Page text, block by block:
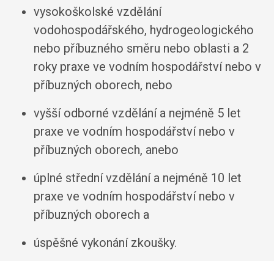
vysokoškolské vzdělání
vodohospodářského, hydrogeologického
nebo příbuzného směru nebo oblasti a 2
roky praxe ve vodním hospodářství nebo v
příbuzných oborech, nebo
vyšší odborné vzdělání a nejméně 5 let
praxe ve vodním hospodářství nebo v
příbuzných oborech, anebo
úplné střední vzdělání a nejméně 10 let
praxe ve vodním hospodářství nebo v
příbuzných oborech a
úspěšné vykonání zkoušky.